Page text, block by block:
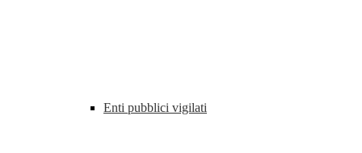
Enti pubblici vigilati